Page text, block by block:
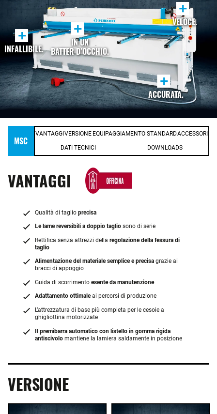
+
IN UN
BATTER D’OCCHIO.
+
VELOCE.
+
INFALLIBILE.
+
ACCURATA.
MSC
VANTAGGI VERSIONE EQUIPAGGIAMENTO STANDARDACCESSORI
DATI TECNICI DOWNLOADS
VANTAGGI
Qualità di taglio precisa
Le lame reversibili a doppio taglio sono di serie
Rettifica senza attrezzi della regolazione della fessura di
taglio
Alimentazione del materiale semplice e precisa grazie ai
bracci di appoggio
Guida di scorrimento esente da manutenzione
Adattamento ottimaleai percorsi di produzione
L’attrezzatura di base più completa per le cesoie a
ghigliottina motorizzate
Il premibarra automatico con listello in gomma rigida
antiscivolo mantiene la lamiera saldamente in posizione
VERSIONE